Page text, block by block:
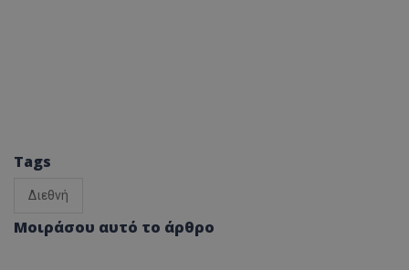
Tags
Διεθνή
Μοιράσου αυτό το άρθρο